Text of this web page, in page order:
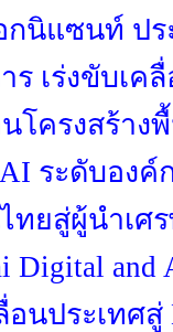
นิแซนท์ ป
เร่งขับเค
โครงสร้า
ระดับองค์
ยสู่ผู้นำเศ
Digital and
นประเทศสู่